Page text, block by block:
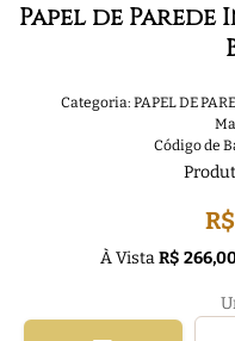
Papel de Parede
Categoria: PAPEL DE
Código de
À VistaR$